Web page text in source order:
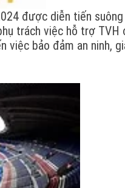
được diễn tiến
trách việc hỗ trợ
việc bảo đảm an ninh,